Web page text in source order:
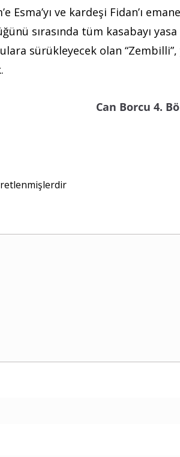
ve kardeşi Fidan’ı
sırasında tüm kasabayı
sürükleyecek olan
Can Borcu 4.